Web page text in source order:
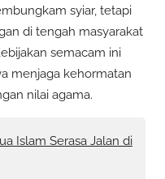
syiar, tetapi
di tengah masyarakat
semacam ini
menjaga kehormatan
nilai agama.
Islam Serasa Jalan di